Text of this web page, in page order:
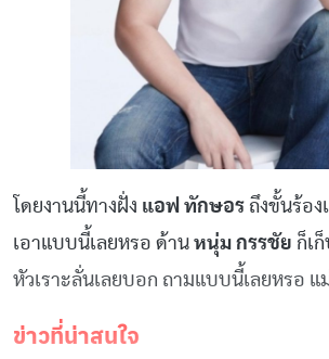
โดยงานนี้ทางฝั่ง แอฟ ทักษอร ถึงขั้นร้อง
เอาแบบนี้เลยหรอ ด้าน หนุ่ม กรรชัย ก็เ
หัวเราะลั่นเลยบอก ถามแบบนี้เลยหรอ แ
ข่าวที่น่าสนใจ